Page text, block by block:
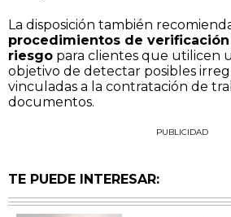
La disposición también
procedimientos de
riesgo para clientes que utilicen
objetivo de detectar posibles
vinculadas a la contratación de
documentos.
PUBLICIDAD
TE PUEDE INTERESAR: